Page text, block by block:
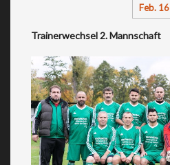
Feb. 16
Trainerwechsel 2. Mannschaft